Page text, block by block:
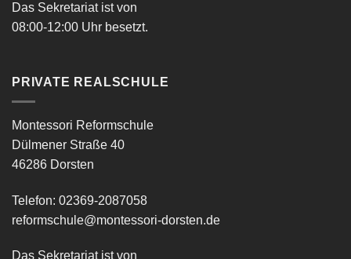
Das Sekretariat ist von
08:00-12:00 Uhr besetzt.
PRIVATE REALSCHULE
Montessori Reformschule
Dülmener Straße 40
46286 Dorsten
Telefon: 02369-2087058
reformschule@montessori-dorsten.de
Das Sekretariat ist von